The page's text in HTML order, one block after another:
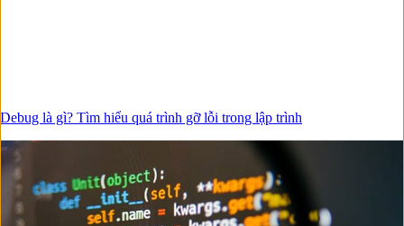
Debug là gì? Tìm hiểu quá trình gỡ lỗi trong lập trình